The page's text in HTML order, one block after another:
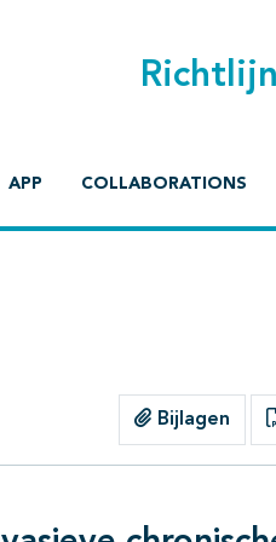
APP COLLABORATIONS
Bijlagen